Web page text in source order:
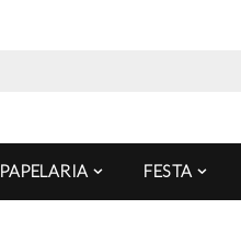
PAPELARIA FESTA